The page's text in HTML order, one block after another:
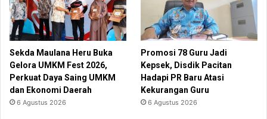
Sekda Maulana Heru Buka
Gelora UMKM Fest 2026,
Perkuat Daya Saing UMKM
dan Ekonomi Daerah
6 Agustus 2026
Promosi 78 Guru Jadi
Kepsek, Disdik Pacitan
Hadapi PR Baru Atasi
Kekurangan Guru
6 Agustus 2026